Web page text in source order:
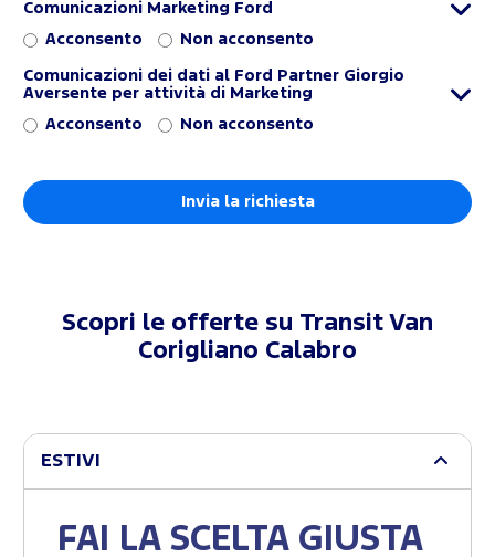
Comunicazioni Marketing Ford
Acconsento Non acconsento
Comunicazioni dei dati al Ford Partner Giorgio
Aversente per attività di Marketing
Acconsento Non acconsento
Scopri le offerte su Transit Van
Corigliano Calabro
ESTIVI
FAI LA SCELTA GIUSTA